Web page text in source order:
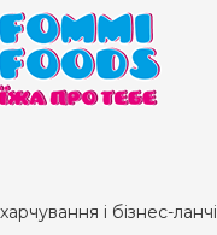
і бізнес-ланчі